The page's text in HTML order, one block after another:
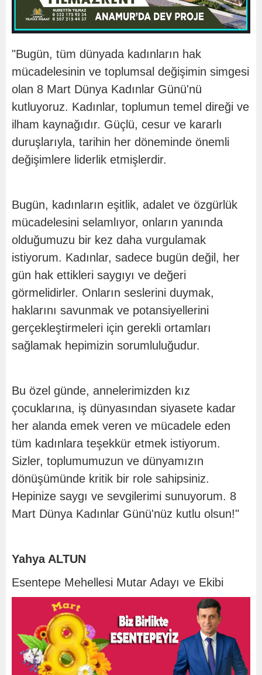
"Bugün, tüm dünyada kadınların hak
mücadelesinin ve toplumsal değişimin simgesi
olan 8 Mart Dünya Kadınlar Günü'nü
kutluyoruz. Kadınlar, toplumun temel direği ve
ilham kaynağıdır. Güçlü, cesur ve kararlı
duruşlarıyla, tarihin her döneminde önemli
değişimlere liderlik etmişlerdir.
Bugün, kadınların eşitlik, adalet ve özgürlük
mücadelesini selamlıyor, onların yanında
olduğumuzu bir kez daha vurgulamak
istiyorum. Kadınlar, sadece bugün değil, her
gün hak ettikleri saygıyı ve değeri
görmelidirler. Onların seslerini duymak,
haklarını savunmak ve potansiyellerini
gerçekleştirmeleri için gerekli ortamları
sağlamak hepimizin sorumluluğudur.
Bu özel günde, annelerimizden kız
çocuklarına, iş dünyasından siyasete kadar
her alanda emek veren ve mücadele eden
tüm kadınlara teşekkür etmek istiyorum.
Sizler, toplumumuzun ve dünyamızın
dönüşümünde kritik bir role sahipsiniz.
Hepinize saygı ve sevgilerimi sunuyorum. 8
Mart Dünya Kadınlar Günü'nüz kutlu olsun!"
Yahya ALTUN
Esentepe Mehellesi Mutar Adayı ve Ekibi